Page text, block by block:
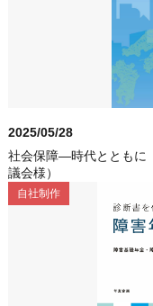
2025/05/28
社会保障―時代とともに
議会様）
自社制作